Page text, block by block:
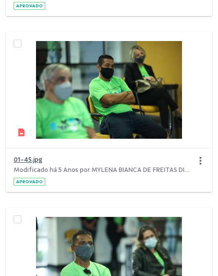
APROVADO
01-45.jpg
Modificado há 5 Anos por MYLENA BIANCA DE FREITAS DIAS.
APROVADO